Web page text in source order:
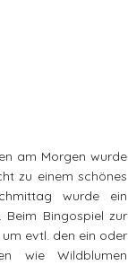
am Morgen wurde
zu einem schönes
wurde ein
Beim Bingospiel zur
evtl. den ein oder
wie Wildblumen